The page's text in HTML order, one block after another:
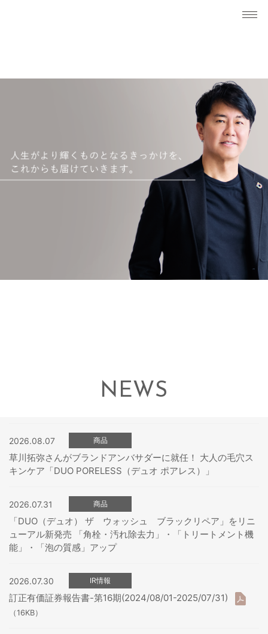
NEWS
2026.08.07 商品
草川拓弥さんがブランドアンバサダーに就任！ 大人の毛穴ス
キンケア「DUO PORELESS（デュオ ポアレス）」
2026.07.31 商品
「DUO（デュオ） ザ ウォッシュ ブラックリペア」をリニ
ューアル新発売 「角栓・汚れ除去力」・「トリートメント機
能」・「泡の質感」アップ
2026.07.30 IR情報
訂正有価証券報告書-第16期(2024/08/01-2025/07/31)
（16KB）